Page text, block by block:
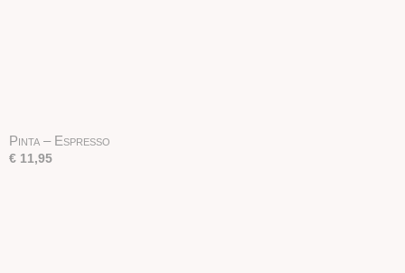
Pinta – Espresso
€ 11,95